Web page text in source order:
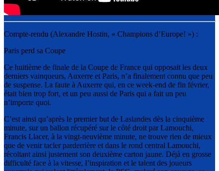
Compte-rendu (Alexandre Hostin, « Champions d’Europe! ») :
Paris perd sa Coupe
Ce huitième de finale de la Coupe de France qui opposait les deux
derniers vainqueurs, Auxerre et Paris, n’a finalement connu que peu
de suspense. La faute à Auxerre qui, en ce week-end de fin février,
était bien trop fort, et un peu aussi de Paris qui a fait un peu
n’importe quoi.
C’est ainsi qu’après le premier but de Laslandes dès la cinquième
minute, sur un ballon récupéré sur le côté droit par Lamouchi,
Francis Llacer, à la vingt-neuvième minute, ne trouve rien de mieux
que de venir tacler parderrière et dans le rond central Lamouchi,
récoltant ainsi justement son deuxième carton jaune. Déjà en grosse
difficulté face à la vitesse, l’inspiration et le talent des joueurs